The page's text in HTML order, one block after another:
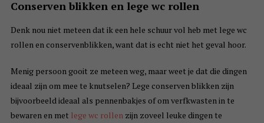
Conserven blikken en lege wc rollen
Denk nou niet meteen dat ik een hele schuur vol heb met lege wc
rollen en conservenblikken, want dat is echt niet het geval hoor.
Menig persoon gooit ze meteen weg, maar weet je dat die dingen
ideaal zijn om mee te knutselen? Lege conserven blikken zijn
bijvoorbeeld ideaal als pennenbakjes of om verfkwasten in te
bewaren en met lege wc rollen zijn zoveel leuke dingen te